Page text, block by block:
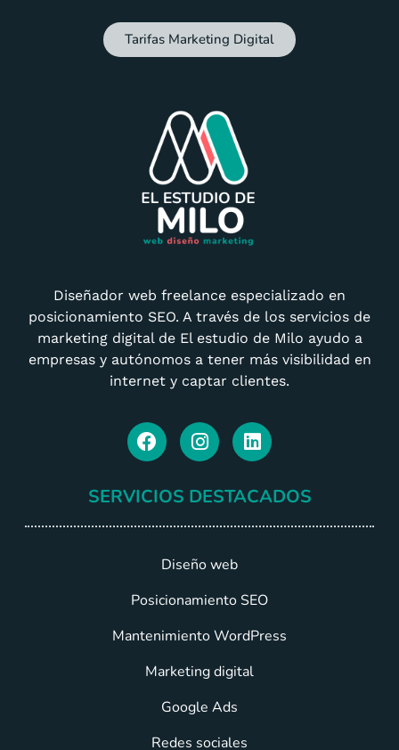
Tarifas Marketing Digital
Diseñador web freelance especializado en
posicionamiento SEO. A través de los servicios de
marketing digital de El estudio de Milo ayudo a
empresas y autónomos a tener más visibilidad en
internet y captar clientes.
SERVICIOS DESTACADOS
Diseño web
Posicionamiento SEO
Mantenimiento WordPress
Marketing digital
Google Ads
Redes sociales